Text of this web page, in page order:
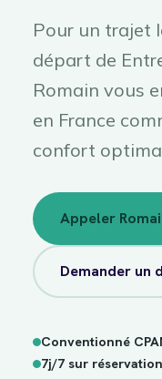
Pour un trajet
départ de
Romain vous
en France
confort
Appeler
Demander un
Conventionné
7j/7 sur réservation
7j/7sur